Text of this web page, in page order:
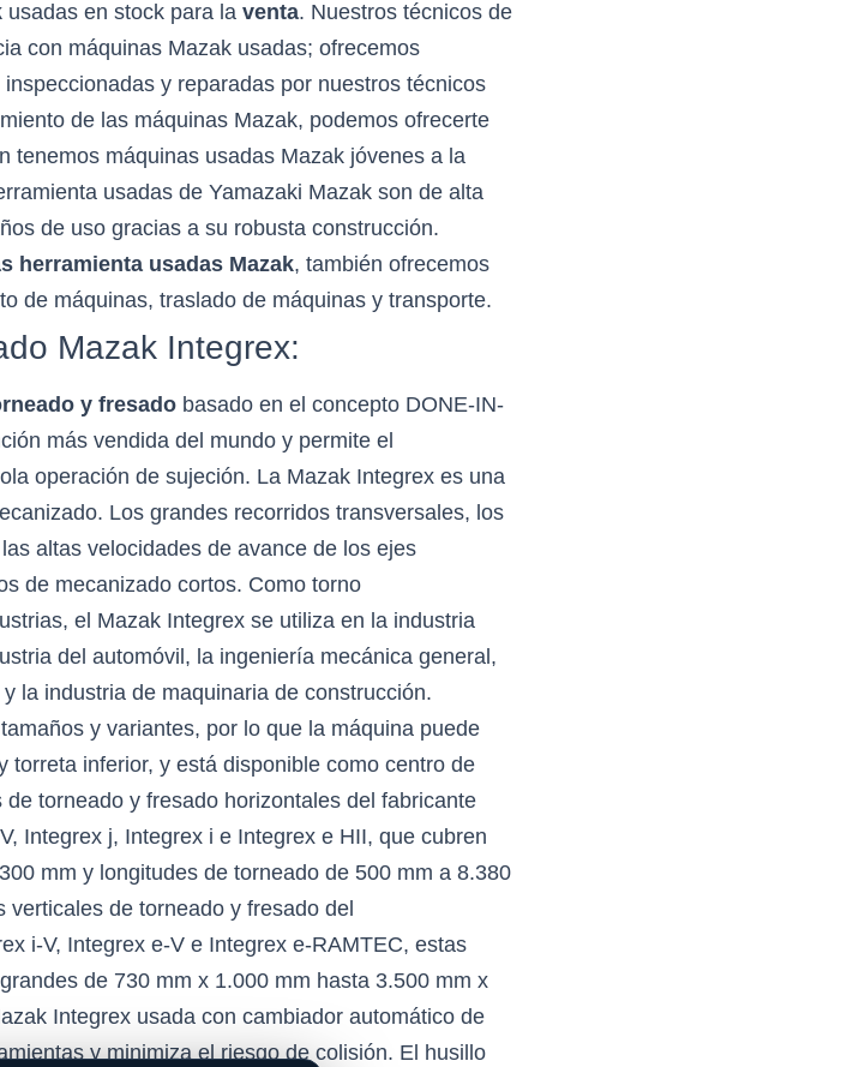
usadas en stock para la venta. Nuestros técnicos de
con máquinas Mazak usadas; ofrecemos
y reparadas por nuestros técnicos
de las máquinas Mazak, podemos ofrecerte
tenemos máquinas usadas Mazak jóvenes a la
usadas de Yamazaki Mazak son de alta
de uso gracias a su robusta construcción.
herramienta usadas Mazak, también ofrecemos
de máquinas, traslado de máquinas y transporte.
Mazak Integrex:
y fresado basado en el concepto DONE-IN-
más vendida del mundo y permite el
operación de sujeción. La Mazak Integrex es una
Los grandes recorridos transversales, los
altas velocidades de avance de los ejes
de mecanizado cortos. Como torno
el Mazak Integrex se utiliza en la industria
del automóvil, la ingeniería mecánica general,
la industria de maquinaria de construcción.
y variantes, por lo que la máquina puede
inferior, y está disponible como centro de
torneado y fresado horizontales del fabricante
Integrex j, Integrex i e Integrex e HII, que cubren
mm y longitudes de torneado de 500 mm a 8.380
de torneado y fresado del
i-V, Integrex e-V e Integrex e-RAMTEC, estas
de 730 mm x 1.000 mm hasta 3.500 mm x
Integrex usada con cambiador automático de
y minimiza el riesgo de colisión. El husillo